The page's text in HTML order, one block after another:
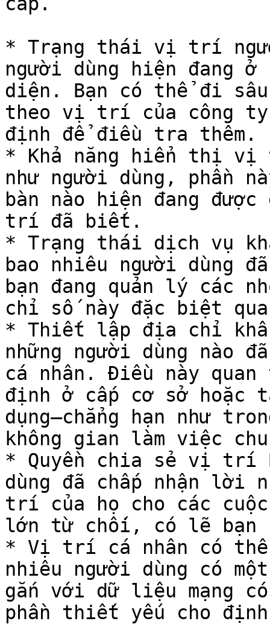
* Trạng thái vị trí
người dùng hiện đang
diện. Bạn có thể đi sâu
theo vị trí của công ty,
định để điều tra thêm.
* Khả năng hiển thị
như người dùng, phần
bàn nào hiện đang
trí đã biết.
* Trạng thái dịch vụ
bao nhiêu người dùng
bạn đang quản lý các
chỉ số này đặc biệt
* Thiết lập địa chỉ
những người dùng nào
cá nhân. Điều này
định ở cấp cơ sở hoặc
dụng—chẳng hạn như
không gian làm việc
* Quyền chia sẻ vị trí
dùng đã chấp nhận lời
trí của họ cho các
lớn từ chối, có lẽ bạn
* Vị trí cá nhân có thể
nhiêu người dùng có
gắn với dữ liệu mạng
phần thiết yếu cho